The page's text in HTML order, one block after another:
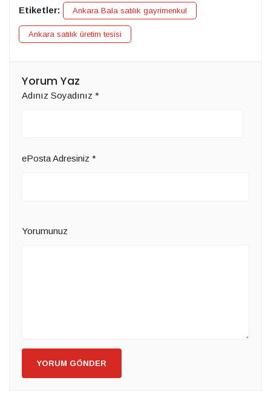
Etiketler: Ankara Bala satılık gayrimenkul
Ankara satılık üretim tesisi
Yorum Yaz
Adınız Soyadınız *
ePosta Adresiniz *
Yorumunuz
YORUM GÖNDER